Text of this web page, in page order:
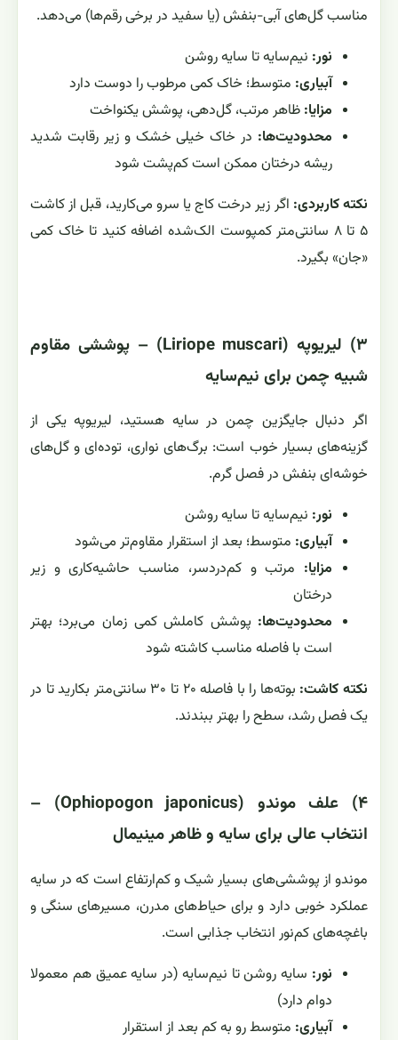
مناسب گل‌های آبی-بنفش (یا سفید در برخی رقم‌ها) می‌دهد.
نور: نیم‌سایه تا سایه روشن
آبیاری: متوسط؛ خاک کمی مرطوب را دوست دارد
مزایا: ظاهر مرتب، گل‌دهی، پوشش یکنواخت
محدودیت‌ها: در خاک خیلی خشک و زیر رقابت شدید
ریشه درختان ممکن است کم‌پشت شود
نکته کاربردی: اگر زیر درخت کاج یا سرو می‌کارید، قبل از کاشت
۵ تا ۸ سانتی‌متر کمپوست الک‌شده اضافه کنید تا خاک کمی
«جان» بگیرد.
۳) لیریوپه (Liriope muscari) – پوششی مقاوم
شبیه چمن برای نیم‌سایه
اگر دنبال جایگزین چمن در سایه هستید، لیریوپه یکی از
گزینه‌های بسیار خوب است: برگ‌های نواری، توده‌ای و گل‌های
خوشه‌ای بنفش در فصل گرم.
نور: نیم‌سایه تا سایه روشن
آبیاری: متوسط؛ بعد از استقرار مقاوم‌تر می‌شود
مزایا: مرتب و کم‌دردسر، مناسب حاشیه‌کاری و زیر
درختان
محدودیت‌ها: پوشش کاملش کمی زمان می‌برد؛ بهتر
است با فاصله مناسب کاشته شود
نکته کاشت:
بوته‌ها را با فاصله ۲۰ تا ۳۰ سانتی‌متر بکارید تا در
یک فصل رشد، سطح را بهتر ببندند.
۴) علف موندو (Ophiopogon japonicus) –
انتخاب عالی برای سایه و ظاهر مینیمال
موندو از پوششی‌های بسیار شیک و کم‌ارتفاع است که در سایه
عملکرد خوبی دارد و برای حیاط‌های مدرن، مسیرهای سنگی و
باغچه‌های کم‌نور انتخاب جذابی است.
نور: سایه روشن تا نیم‌سایه (در سایه عمیق هم معمولا
دوام دارد)
آبیاری: متوسط رو به کم بعد از استقرار